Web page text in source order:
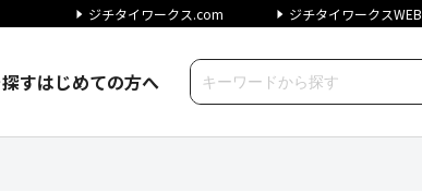
ジチタイワークス.com ジチタイワークスWEB
すはじめての方へ